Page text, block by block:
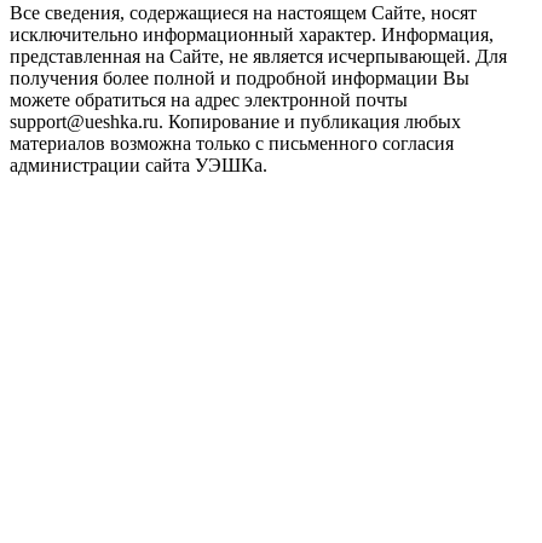
Все сведения, содержащиеся на настоящем Сайте, носят
исключительно информационный характер. Информация,
представленная на Сайте, не является исчерпывающей. Для
получения более полной и подробной информации Вы
можете обратиться на адрес электронной почты
support@ueshka.ru. Копирование и публикация любых
материалов возможна только с письменного согласия
администрации сайта УЭШКа.